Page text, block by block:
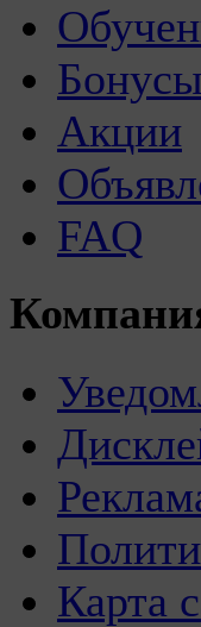
Бонусы
Акции
FAQ
Карта